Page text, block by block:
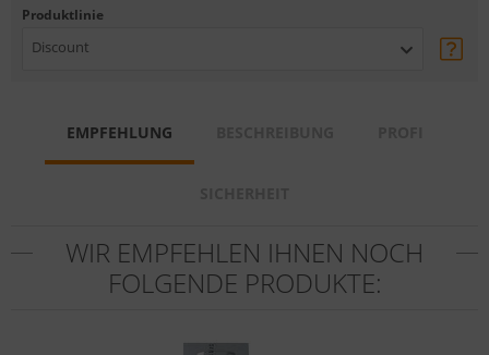
Produktlinie
Discount
EMPFEHLUNG
WIR EMPFEHLEN IHNEN NOCH
FOLGENDE PRODUKTE: